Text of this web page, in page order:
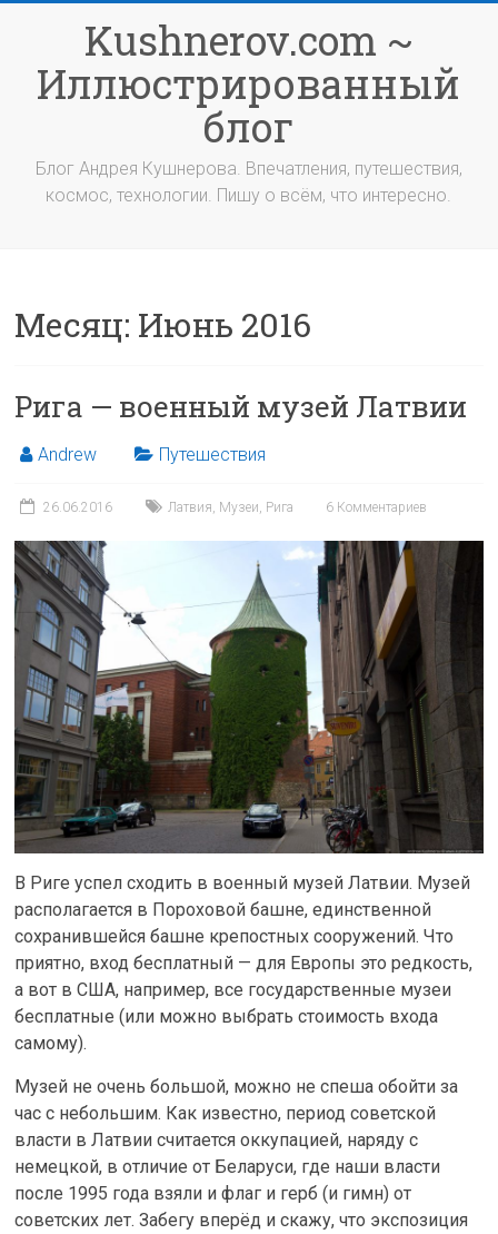
содержимомуKushnerov.com ~
Иллюстрированный
блог
Блог Андрея Кушнерова. Впечатления, путешествия,
космос, технологии. Пишу о всём, что интересно.
Месяц: Июнь 2016
Рига — военный музей Латвии
Andrew Путешествия
26.06.2016 Латвия, Музеи, Рига 6 Комментариев
В Риге успел сходить в военный музей Латвии. Музей
располагается в Пороховой башне, единственной
сохранившейся башне крепостных сооружений. Что
приятно, вход бесплатный — для Европы это редкость,
а вот в США, например, все государственные музеи
бесплатные (или можно выбрать стоимость входа
самому).
Музей не очень большой, можно не спеша обойти за
час с небольшим. Как известно, период советской
власти в Латвии считается оккупацией, наряду с
немецкой, в отличие от Беларуси, где наши власти
после 1995 года взяли и флаг и герб (и гимн) от
советских лет. Забегу вперёд и скажу, что экспозиция